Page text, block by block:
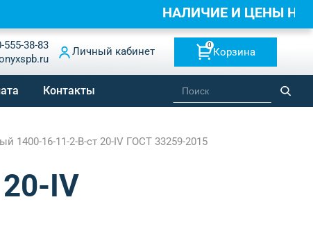
555-38-83
Личный кабинет
0
Корзина
Контакты
1400-16-11-2-B-ст 20-IV ГОСТ 33259-2015
IV
НАЛИЧИЕ И ЦЕНЫ